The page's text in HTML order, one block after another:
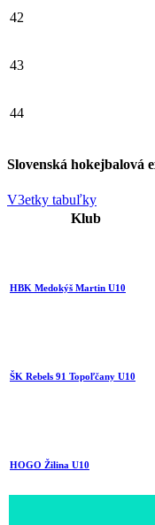
42
43
44
Slovenská hokejbalová
V3etky tabuľky
Klub
HBK Medokýš Martin U10
ŠK Rebels 91 Topoľčany U10
HOGO Žilina U10